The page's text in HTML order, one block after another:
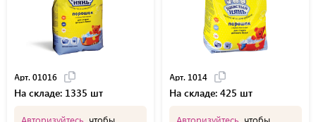
Арт. 01016
На складе: 1335 шт
Авторизуйтесь , чтобы
Арт. 1014
На складе: 425 шт
Авторизуйтесь , чтобы